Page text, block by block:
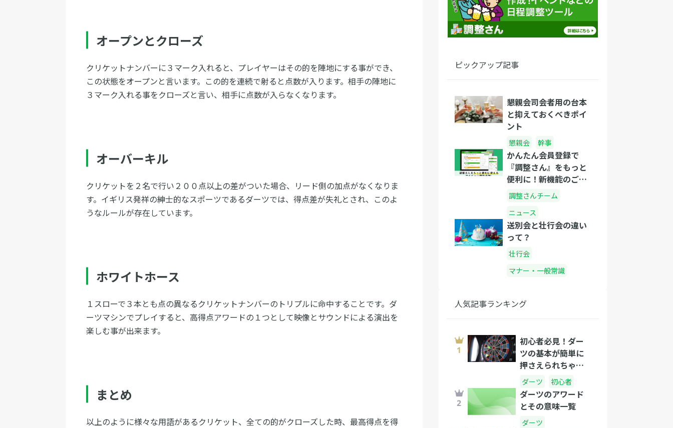
オープンとクローズ
クリケットナンバーに３マーク入れると、プレイヤーはその的を陣地にする事ができ、
この状態をオープンと言います。この的を連続で射ると点数が入ります。相手の陣地に
３マーク入れる事をクローズと言い、相手に点数が入らなくなります。
オーバーキル
クリケットを２名で行い２００点以上の差がついた場合、リード側の加点がなくなりま
す。イギリス発祥の紳士的なスポーツであるダーツでは、得点差が失礼とされ、このよ
うなルールが存在しています。
ホワイトホース
１スローで３本とも点の異なるクリケットナンバーのトリプルに命中することです。ダ
ーツマシンでプレイすると、高得点アワードの１つとして映像とサウンドによる演出を
楽しむ事が出来ます。
まとめ
以上のように様々な用語があるクリケット、全ての的がクローズした時、最高得点を得
ピックアップ記事
懇親会司会者用の台本
と抑えておくべきポイ
ント
懇親会 幹事
かんたん会員登録で
『調整さん』をもっと
便利に！新機能のご紹
介
調整さんチーム
ニュース
送別会と壮行会の違い
って？
壮行会
マナー・一般常識
人気記事ランキング
初心者必見！ダー
ツの基本が簡単に
押さえられちゃう
コツって？
ダーツ 初心者
ダーツのアワード
とその意味一覧
ダーツ